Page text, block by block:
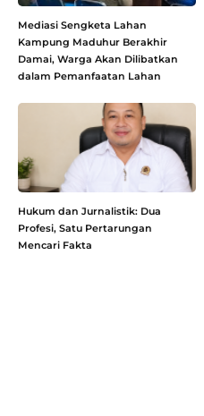
Mediasi Sengketa Lahan
Kampung Maduhur Berakhir
Damai, Warga Akan Dilibatkan
dalam Pemanfaatan Lahan
Hukum dan Jurnalistik: Dua
Profesi, Satu Pertarungan
Mencari Fakta